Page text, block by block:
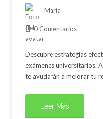
Maria
0 Comentarios
Descubre estrategias
exámenes universitarios.
te ayudarán a mejorar tu
Leer Más